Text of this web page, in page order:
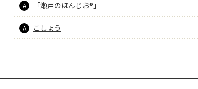
A 「瀬戸のほんじお®」
A こしょう